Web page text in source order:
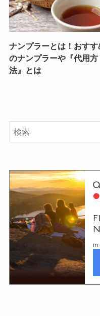
ナンプラーとは！おすす
のナンプラーや『代用方
法』とは